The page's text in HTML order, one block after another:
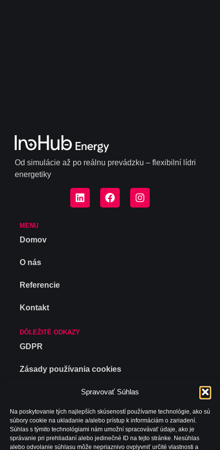
Spravovať Súhlas
Na poskytovanie tých najlepších skúseností používame technológie, ako sú
súbory cookie na ukladanie a/alebo prístup k informáciám o zariadení.
Súhlas s týmito technológiami nám umožní spracovávať údaje, ako je
správanie pri prehliadaní alebo jedinečné ID na tejto stránke. Nesúhlas
alebo odvolanie súhlasu môže nepriaznivo ovplyvniť určité vlastnosti a
Od simulácie až po reálnu prevádzku – flexibilní lídri
energetiky
MENU
Domov
O nás
Referencie
Kontakt
DÔLEŽITÉ ODKAZY
GDPR
Zásady používania cookies
Politika spoločnosti
Zverejnovanie
KONTAKT